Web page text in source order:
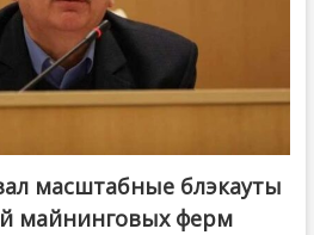
масштабные блэкауты
майнинговых ферм